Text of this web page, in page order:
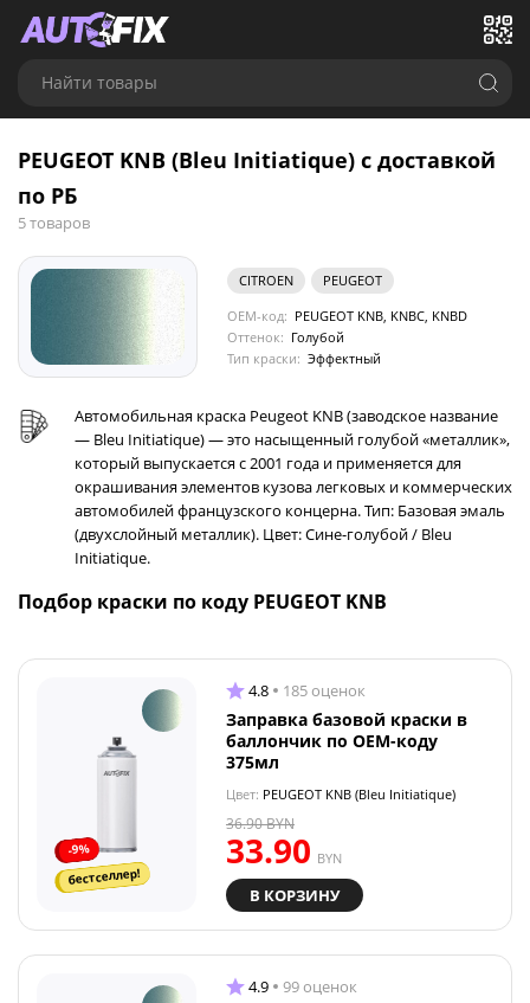
Найти товары
PEUGEOT KNB (Bleu Initiatique) с доставкой
по РБ
5 товаров
CITROEN
PEUGEOT
OEM-код: PEUGEOT KNB, KNBC, KNBD
Оттенок: Голубой
Тип краски: Эффектный
Автомобильная краска Peugeot KNB (заводское название
— Bleu Initiatique) — это насыщенный голубой «металлик»,
который выпускается с 2001 года и применяется для
окрашивания элементов кузова легковых и коммерческих
автомобилей французского концерна. Тип: Базовая эмаль
(двухслойный металлик). Цвет: Сине-голубой / Bleu
Initiatique.
Подбор краски по коду PEUGEOT KNB
-9%
бестселлер!
4.8 185 оценок
Заправка базовой краски в
баллончик по OEM-коду
375мл
Цвет: PEUGEOT KNB (Bleu Initiatique)
33.90 BYN
36.90BYN
В КОРЗИНУ
4.9 99 оценок